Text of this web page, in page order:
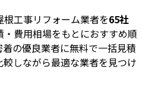
工事リフォーム業者を65社
費用相場をもとにおすすめ順
の優良業者に無料で一括見積
しながら最適な業者を見つけ